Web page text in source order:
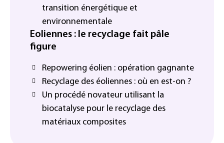
transition énergétique et
environnementale
Eoliennes : le recyclage fait pâle
figure
Repowering éolien : opération gagnante
Recyclage des éoliennes : où en est-on ?
Un procédé novateur utilisant la
biocatalyse pour le recyclage des
matériaux composites